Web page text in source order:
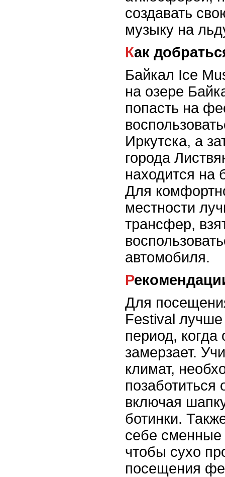
создавать
музыку на
Как
Байкал Ice
на озере
попасть на
Иркутска, а
города
находится на
Для
местности
трансфер,
автомобиля.
Для
Festival
период, когда
замерзает.
климат,
включая
ботинки.
себе сменные
чтобы сухо
посещения